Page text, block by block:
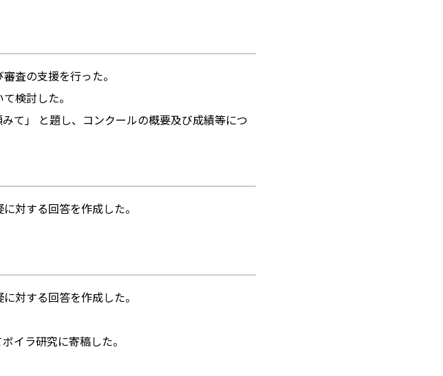
査の支援を行った。
検討した。
て」 と題し、コンクールの概要及び成績等につ
対する回答を作成した。
対する回答を作成した。
イラ研究に寄稿した。